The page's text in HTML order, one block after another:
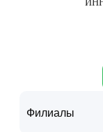
Филиалы